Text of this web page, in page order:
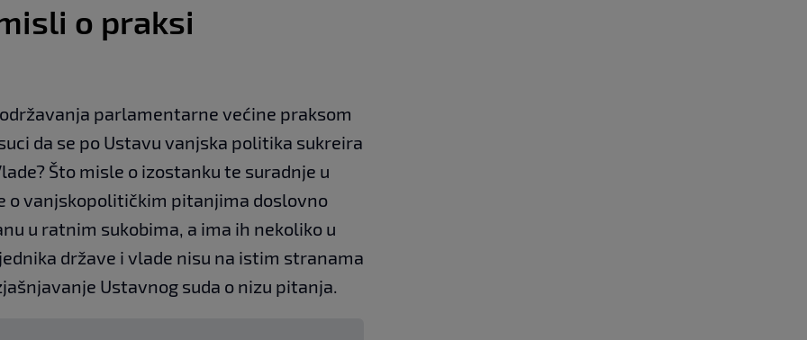
o praksi
parlamentarne većine praksom
da se po Ustavu vanjska politika sukreira
Što misle o izostanku te suradnje u
o vanjskopolitičkim pitanjima doslovno
u ratnim sukobima, a ima ih nekoliko u
države i vlade nisu na istim stranama
Ustavnog suda o nizu pitanja.